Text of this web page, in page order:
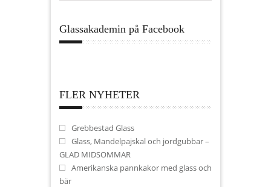
Glassakademin på Facebook
FLER NYHETER
Grebbestad Glass
Glass, Mandelpajskal och jordgubbar –
GLAD MIDSOMMAR
Amerikanska pannkakor med glass och
bär